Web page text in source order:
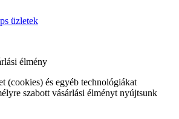
üzletek
élmény
(cookies) és egyéb technológiákat
szabott vásárlási élményt nyújtsunk